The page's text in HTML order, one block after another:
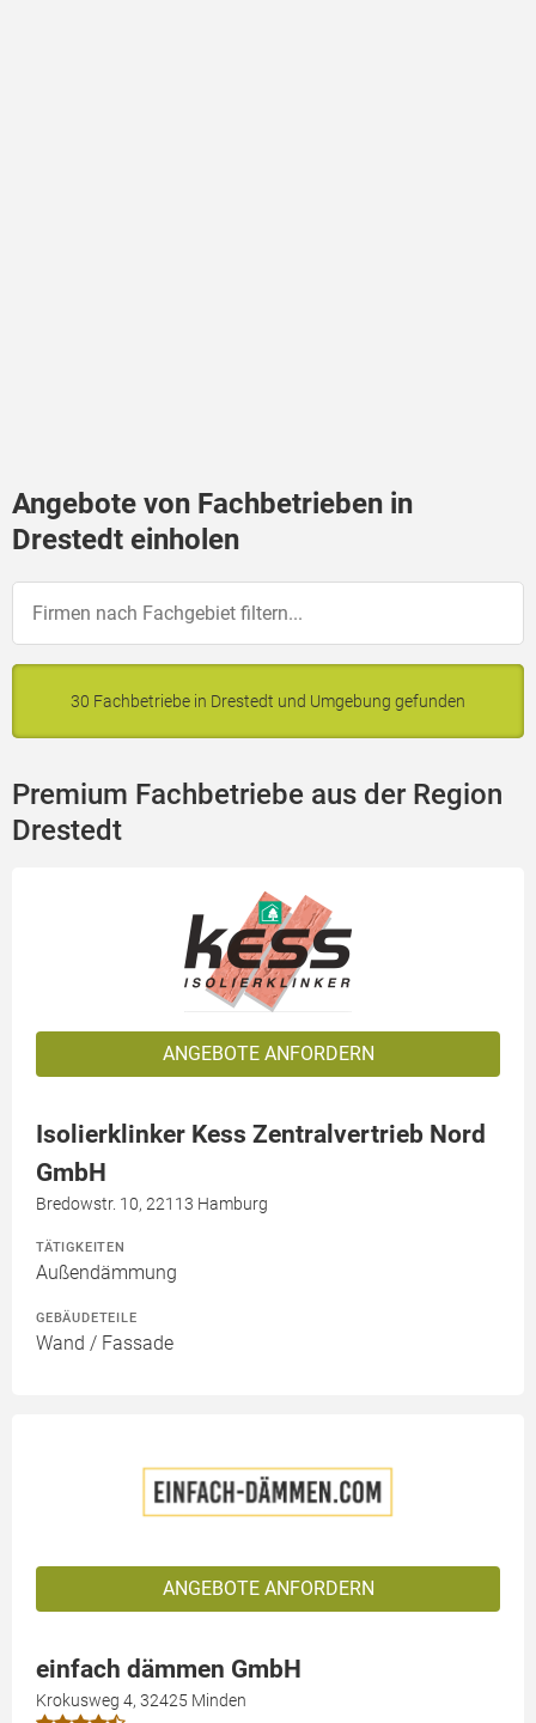
Angebote von Fachbetrieben in
Drestedt einholen
30 Fachbetriebe in Drestedt und Umgebung gefunden
Premium Fachbetriebe aus der Region
Drestedt
ANGEBOTE ANFORDERN
Isolierklinker Kess Zentralvertrieb Nord
GmbH
Bredowstr. 10, 22113 Hamburg
TÄTIGKEITEN
Außendämmung
GEBÄUDETEILE
Wand / Fassade
ANGEBOTE ANFORDERN
einfach dämmen GmbH
Krokusweg 4, 32425 Minden